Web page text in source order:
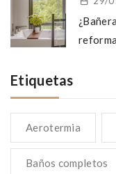
reforma
Etiquetas
Aerotermia
Baños completos